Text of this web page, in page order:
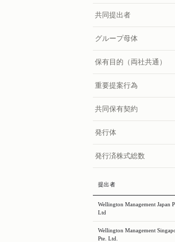
共同提出者
グループ母体
保有目的（両社共通）
重要提案行為
共同保有契約
発行体
発行済株式総数
提出者
Wellington Management Japan
Ltd
Wellington Management
Pte. Ltd.